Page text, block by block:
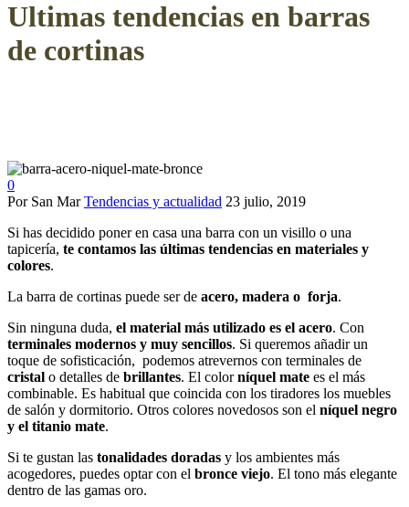
Ultimas tendencias en barras
de cortinas
0
Por San Mar Tendencias y actualidad 23 julio, 2019
Si has decidido poner en casa una barra con un visillo o una
tapicería, te contamos las últimas tendencias en materiales y
colores.
La barra de cortinas puede ser de acero, madera o forja.
Sin ninguna duda, el material más utilizado es el acero. Con
terminales modernos y muy sencillos. Si queremos añadir un
toque de sofisticación, podemos atrevernos con terminales de
cristal o detalles de brillantes. El colorníquel mate es el más
combinable. Es habitual que coincida con los tiradores los muebles
de salón y dormitorio. Otros colores novedosos son el níquel negro
y el titanio mate.
Si te gustan las tonalidades doradas y los ambientes más
acogedores, puedes optar con el bronce viejo. El tono más elegante
dentro de las gamas oro.